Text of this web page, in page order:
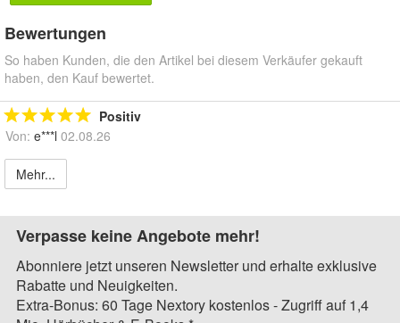
Bewertungen
So haben Kunden, die den Artikel bei diesem Verkäufer gekauft
haben, den Kauf bewertet.
Positiv
Von: e***l 02.08.26
Mehr...
Verpasse keine Angebote mehr!
Abonniere jetzt unseren Newsletter und erhalte exklusive
Rabatte und Neuigkeiten.
Extra-Bonus: 60 Tage Nextory kostenlos - Zugriff auf 1,4